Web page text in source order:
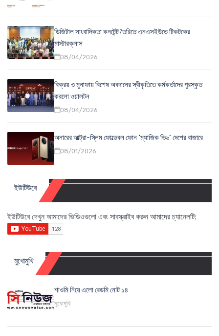
ডিজিটাল সাংবাদিকতা কনটেন্ট তৈরিতে এনএসইউতে টিকটকের
মাস্টারক্লাস
08/04/2026
বিক্রয় ও মুনাফায় বিশেষ অবদানের স্বীকৃতিতে কর্মকর্তাদের পুরস্কৃত
করলো ওয়ালটন
08/04/2026
অনারের আল্ট্রা-স্লিম ফোল্ডেবল ফোন ‘ম্যাজিক ভি৬’ দেশের বাজারে
08/01/2026
ইউটিউবে
ইউটিউবে দেখুন আমাদের ভিডিওগুলো এবং সাবস্ক্রাইব করুন আমাদের চ্যানেলটি:
মুখোমুখি
শাওমি নিয়ে এলো রেডমি নোট ১৪
মুখোমুখি